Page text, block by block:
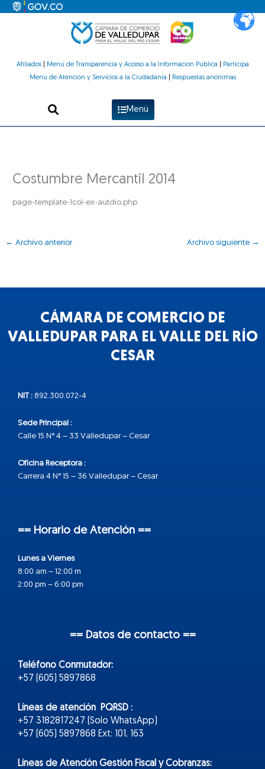
Afiliados| Menú de Transparencia y Acceso a la Información Pública
Participa
Menú de Atención y Servicios a la Ciudadanía
Respuestas anónimas
Menú
Costumbre Mercantil 2014
page-template-1col-ex-autdio.php
← Archivo anterior Archivo siguiente →
CÁMARA DE COMERCIO DE
VALLEDUPAR PARA EL VALLE DEL RÍO
CESAR
NIT : 892.300.072-4
Sede Principal :
Calle 15 N° 4 – 33 Valledupar – Cesar
Oficina Receptora :
Carrera 4 N° 15 – 36 Valledupar – Cesar
== Horario de Atención ==
Lunes a Viernes
8:00 am – 12:00 m
2:00 pm – 6:00 pm
== Datos de contacto ==
Teléfono Conmutador:
+57 (605) 5897868
Líneas de atención PQRSD :
+57 3182817247 (Solo WhatsApp)
+57 (605) 5897868 Ext: 101, 163
Líneas de Atención Gestión Fiscal y Cobranzas: